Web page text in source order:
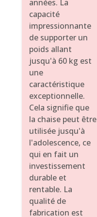
années. La
capacité
impressionnante
de supporter un
poids allant
jusqu'à 60 kg est
une
caractéristique
exceptionnelle.
Cela signifie que
la chaise peut être
utilisée jusqu'à
l'adolescence, ce
qui en fait un
investissement
durable et
rentable. La
qualité de
fabrication est